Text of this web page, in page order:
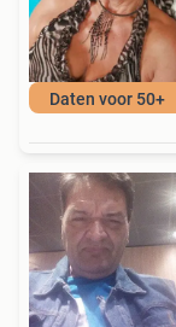
Daten voor 50+